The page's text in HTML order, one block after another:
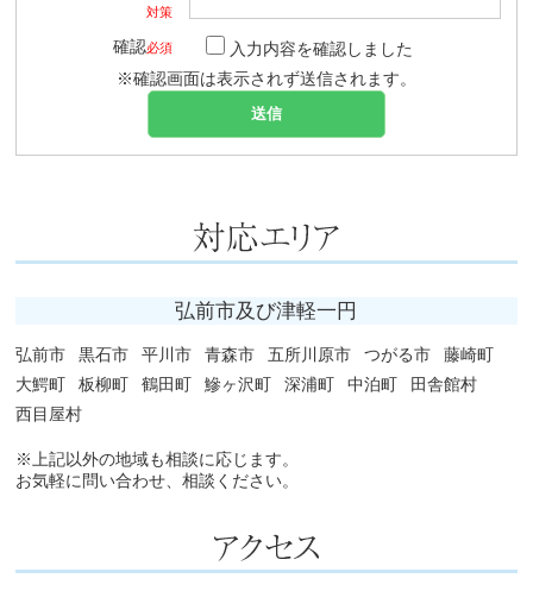
対策
確認必須
入力内容を確認しました
※確認画面は表示されず送信されます。
弘前市及び津軽一円
弘前市 黒石市 平川市 青森市 五所川原市 つがる市
藤崎町
大鰐町
板柳町 鶴田町 鰺ヶ沢町 深浦町 中泊町
田舎館村
西目屋村
※上記以外の地域も相談に応じます。
お気軽に問い合わせ、相談ください。